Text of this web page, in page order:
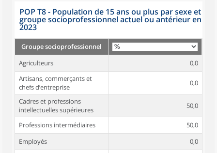
POP T8 - Population de 15 ans ou plus par sexe et
groupe socioprofessionnel actuel ou antérieur en
2023
Groupe socioprofessionnel
Agriculteurs
0,0
Artisans, commerçants et
chefs d’entreprise
0,0
Cadres et professions
intellectuelles supérieures
50,0
Professions intermédiaires
50,0
Employés
0,0